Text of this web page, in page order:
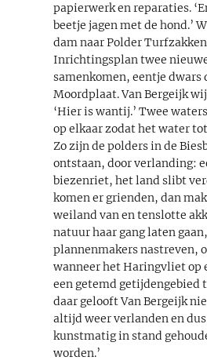
papierwerk en reparaties.
beetje jagen met de hond.’
dam naar Polder
Inrichtingsplan twee
samenkomen, eentje dwars
Moordplaat. Van Bergeijk
‘Hier is wantij.’ Twee
op elkaar zodat het water
Zo zijn de polders in de
ontstaan, door verlanding:
biezenriet, het land slibt
komen er grienden, dan
weiland van en tenslotte
natuur haar gang laten
plannenmakers nastreven,
wanneer het Haringvliet op
een getemd getijdengebied
daar gelooft Van Bergeijk
altijd weer verlanden en
kunstmatig in stand
worden.’